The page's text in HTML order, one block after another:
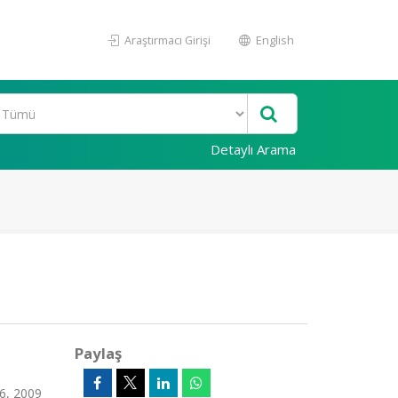
Araştırmacı Girişi English
Detaylı Arama
2009
Paylaş